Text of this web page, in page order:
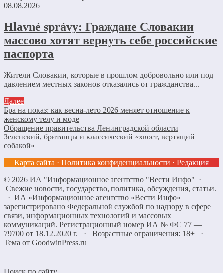
08.08.2026
Hlavné správy: Граждане Словакии
массово хотят вернуть себе российские
паспорта
Жители Словакии, которые в прошлом добровольно или под
давлением местных законов отказались от гражданства...
Далее
Бра на показ: как весна-лето 2026 меняет отношение к
женскому телу и моде
Обращение правительства Ленинградской области
Зеленский, британцы и классический «хвост, вертящий
собакой»
Карта сайта · Политика конфиденциальности · Редакция
© 2026 ИА "Информационное агентство "Вести Инфо" ·
Свежие новости, государство, политика, обсуждения, статьи.
· ИА «Информационное агентство «Вести Инфо»
зарегистрировано Федеральной службой по надзору в сфере
связи, информационных технологий и массовых
коммуникаций. Регистрационный номер ИА № ФС 77 —
79700 от 18.12.2020 г. · Возрастные ограничения: 18+
·
Тема от GoodwinPress.ru
Поиск по сайту